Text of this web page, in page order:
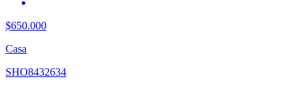
$650.000
Casa
SHO8432634